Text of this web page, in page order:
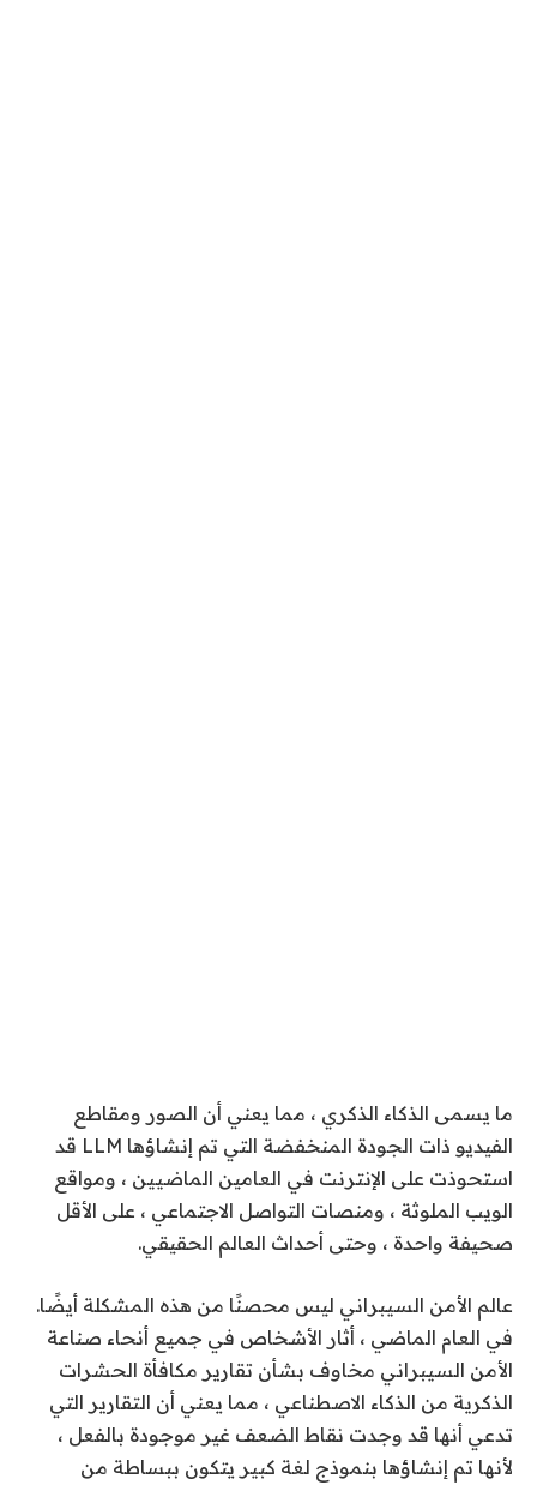
ما يسمى الذكاء الذكري ، مما يعني أن الصور ومقاطع
الفيديو ذات الجودة المنخفضة التي تم إنشاؤها LLM قد
استحوذت على الإنترنت في العامين الماضيين ، ومواقع
الويب الملوثة ، ومنصات التواصل الاجتماعي ، على الأقل
صحيفة واحدة ، وحتى أحداث العالم الحقيقي.
عالم الأمن السيبراني ليس محصنًا من هذه المشكلة أيضًا.
في العام الماضي ، أثار الأشخاص في جميع أنحاء صناعة
الأمن السيبراني مخاوف بشأن تقارير مكافأة الحشرات
الذكرية من الذكاء الاصطناعي ، مما يعني أن التقارير التي
تدعي أنها قد وجدت نقاط الضعف غير موجودة بالفعل ،
لأنها تم إنشاؤها بنموذج لغة كبير يتكون ببساطة من